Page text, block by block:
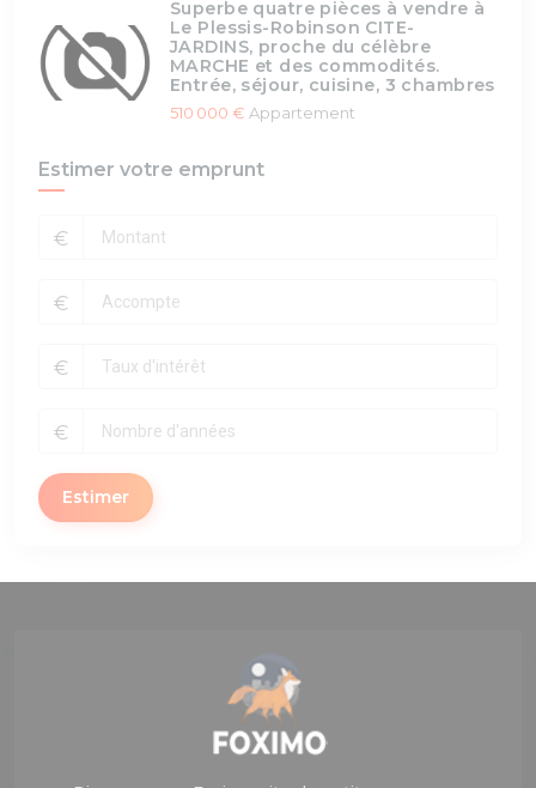
Superbe quatre pièces à vendre à
Le Plessis-Robinson CITE-
JARDINS, proche du célèbre
MARCHE et des commodités.
Entrée, séjour, cuisine, 3 chambres
510 000 € Appartement
Estimer votre emprunt
€
€
€
€
Estimer